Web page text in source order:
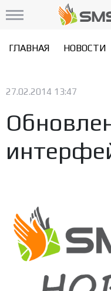
ГЛАВНАЯ НОВОСТИ
27.02.2014 13:47